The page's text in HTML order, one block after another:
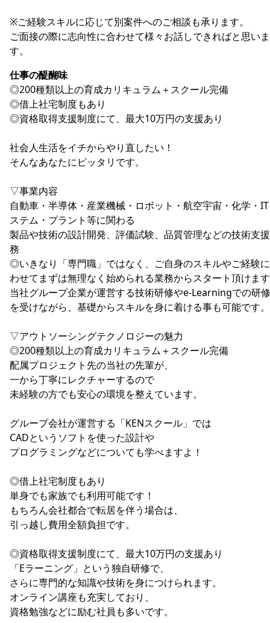
※ご経験スキルに応じて別案件へのご相談も承ります。
ご面接の際に志向性に合わせて様々お話しできればと思いま
す。
仕事の醍醐味
◎200種類以上の育成カリキュラム＋スクール完備
◎借上社宅制度もあり
◎資格取得支援制度にて、最大10万円の支援あり
社会人生活をイチからやり直したい！
そんなあなたにピッタリです。
▽事業内容
自動車・半導体・産業機械・ロボット・航空宇宙・化学・
ステム・プラント等に関わる
製品や技術の設計開発、評価試験、品質管理などの技術支
務
◎いきなり「専門職」ではなく、ご自身のスキルやご経験
わせてまずは無理なく始められる業務からスタート頂けま
当社グループ企業が運営する技術研修やe-Learningでの研修
を受けながら、基礎からスキルを身に着ける事も可能です。
▽アウトソーシングテクノロジーの魅力
◎200種類以上の育成カリキュラム＋スクール完備
配属プロジェクト先の当社の先輩が、
一から丁寧にレクチャーするので
未経験の方でも安心の環境を整えています。
グループ会社が運営する「KENスクール」では
CADというソフトを使った設計や
プログラミングなどについても学べますよ！
◎借上社宅制度もあり
単身でも家族でも利用可能です！
もちろん会社都合で転居を伴う場合は、
引っ越し費用全額負担です。
◎資格取得支援制度にて、最大10万円の支援あり
「Eラーニング」という独自研修で、
さらに専門的な知識や技術を身につけられます。
オンライン講座も充実しており、
資格勉強などに励む社員も多いです。